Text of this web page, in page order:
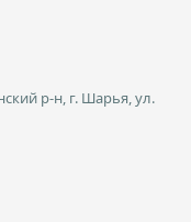
р-н, г. Шарья, ул.